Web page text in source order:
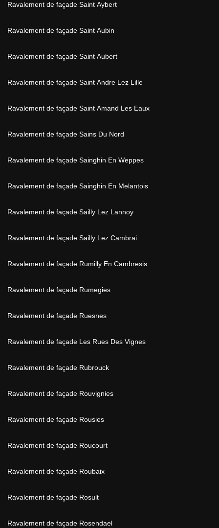
Ravalement de façade Saint Aybert
Ravalement de façade Saint Aubin
Ravalement de façade Saint Aubert
Ravalement de façade Saint Andre Lez Lille
Ravalement de façade Saint Amand Les Eaux
Ravalement de façade Sains Du Nord
Ravalement de façade Sainghin En Weppes
Ravalement de façade Sainghin En Melantois
Ravalement de façade Sailly Lez Lannoy
Ravalement de façade Sailly Lez Cambrai
Ravalement de façade Rumilly En Cambresis
Ravalement de façade Rumegies
Ravalement de façade Ruesnes
Ravalement de façade Les Rues Des Vignes
Ravalement de façade Rubrouck
Ravalement de façade Rouvignies
Ravalement de façade Rousies
Ravalement de façade Roucourt
Ravalement de façade Roubaix
Ravalement de façade Rosult
Ravalement de façade Rosendael